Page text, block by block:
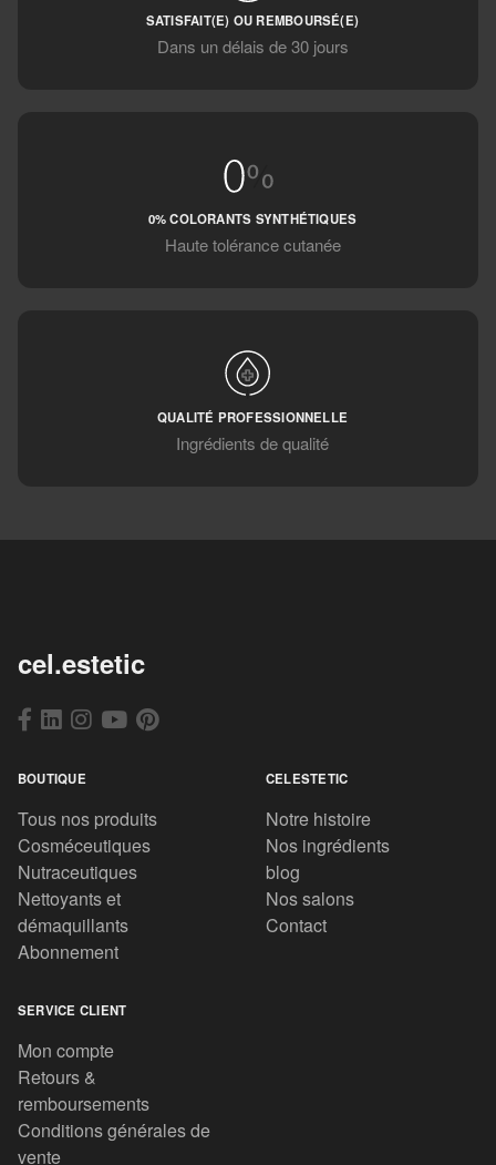
SATISFAIT(E) OU REMBOURSÉ(E)
Dans un délais de 30 jours
0% COLORANTS SYNTHÉTIQUES
Haute tolérance cutanée
QUALITÉ PROFESSIONNELLE
Ingrédients de qualité
cel.estetic
BOUTIQUE
Tous nos produits
Cosméceutiques
Nutraceutiques
Nettoyants et
démaquillants
Abonnement
CELESTETIC
Notre histoire
Nos ingrédients
blog
Nos salons
Contact
SERVICE CLIENT
Mon compte
Retours &
remboursements
Conditions générales de
vente